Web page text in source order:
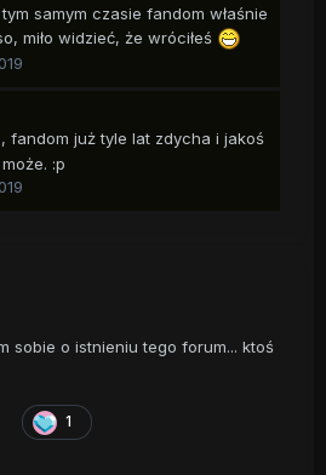
samym czasie fandom właśnie
miło widzieć, że wróciłeś
fandom już tyle lat zdycha i jakoś
:p
sobie o istnieniu tego forum... ktoś
1